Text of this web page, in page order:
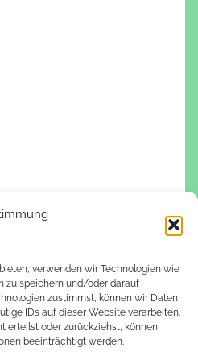
verwenden wir Technologien wie
zu speichern und/oder darauf
zustimmst, können wir Daten
IDs auf dieser Website verarbeiten.
erteilst oder zurückziehst, können
beeinträchtigt werden.